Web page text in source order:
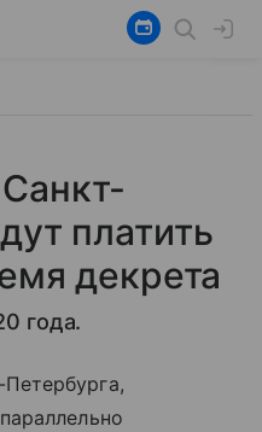
платить
декрета
года.